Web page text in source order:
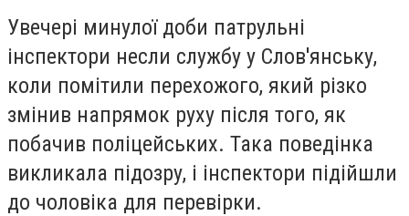
Увечері минулої доби патрульні
інспектори несли службу у Слов'янську,
коли помітили перехожого, який різко
змінив напрямок руху після того, як
побачив поліцейських. Така поведінка
викликала підозру, і інспектори підійшли
до чоловіка для перевірки.